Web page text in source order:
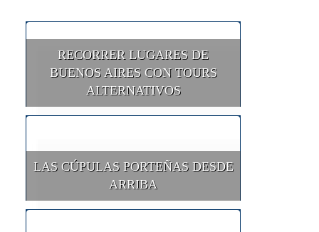
RECORRER LUGARES DE
BUENOS AIRES CON TOURS
ALTERNATIVOS
LAS CÚPULAS PORTEÑAS DESDE
ARRIBA